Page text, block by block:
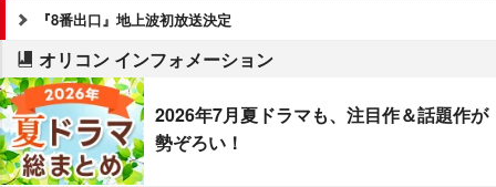
『8番出口』地上波初放送決定
オリコン インフォメーション
2026年7月夏ドラマも、注目作＆話題作が
勢ぞろい！